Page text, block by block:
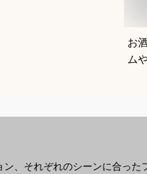
お
ム
ン、それぞれのシーンに合っ